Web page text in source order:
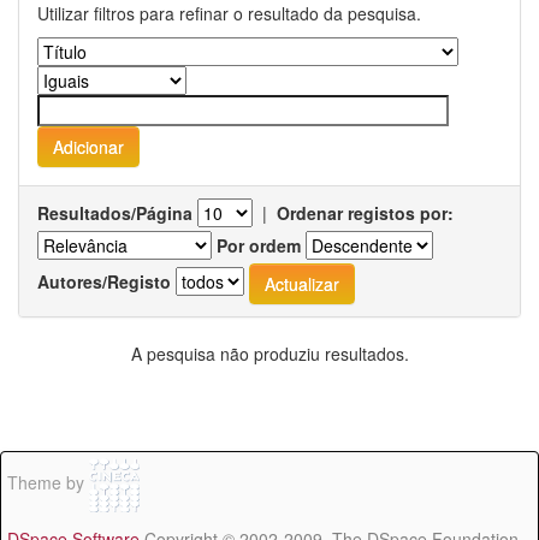
Utilizar filtros para refinar o resultado da pesquisa.
Resultados/Página | Ordenar registos por:
Por ordem
Autores/Registo
A pesquisa não produziu resultados.
Theme by